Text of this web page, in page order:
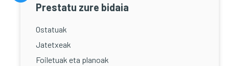
Prestatu zure bidaia
Ostatuak
Jatetxeak
Foiletuak eta planoak